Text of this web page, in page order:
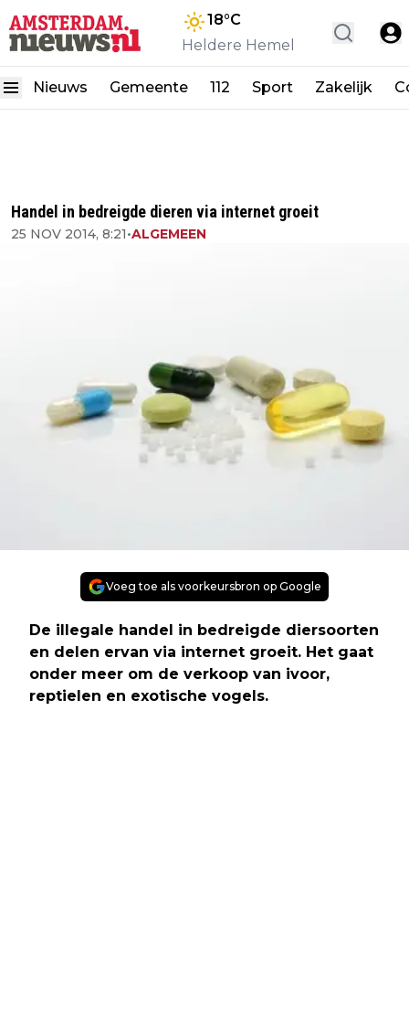
18°C
Heldere Hemel
Nieuws Gemeente 112 Sport Zakelijk
Handel in bedreigde dieren via internet groeit
25 NOV 2014, 8:21•ALGEMEEN
Voeg toe als voorkeursbron op Google
De illegale handel in bedreigde diersoorten
en delen ervan via internet groeit. Het gaat
onder meer om de verkoop van ivoor,
reptielen en exotische vogels.